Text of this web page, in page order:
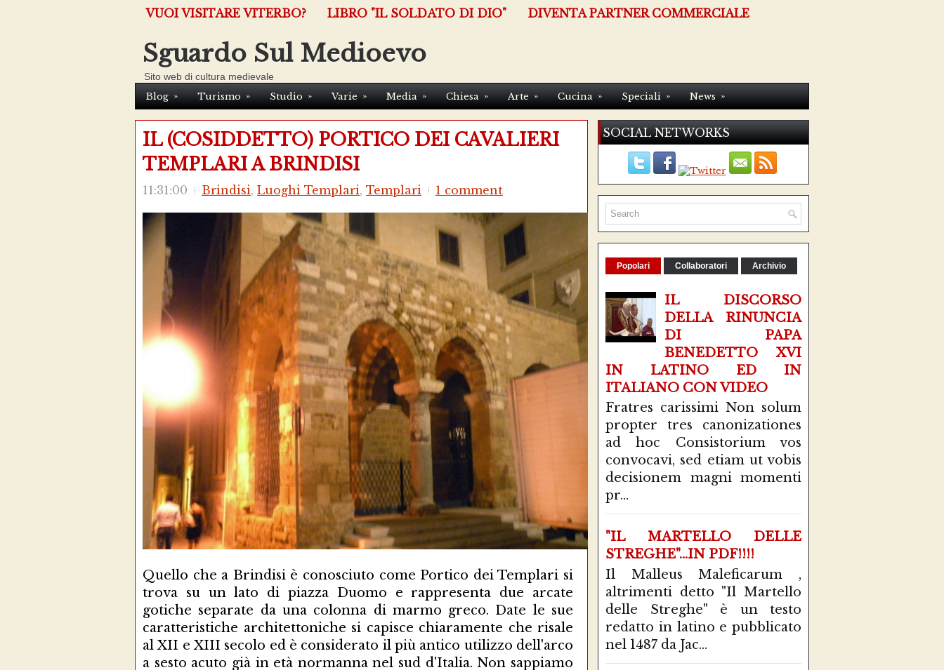
VUOI VISITARE VITERBO? LIBRO "IL SOLDATO DI DIO" DIVENTA PARTNER COMMERCIALE
Sguardo Sul Medioevo
Sito web di cultura medievale
Blog » Turismo » Studio » Varie » Media » Chiesa » Arte » Cucina » Speciali » News »
IL (COSIDDETTO) PORTICO DEI CAVALIERI
TEMPLARI A BRINDISI
11:31:00 Brindisi, Luoghi Templari, Templari 1 comment
Quello che a Brindisi è conosciuto come Portico dei Templari si
trova su un lato di piazza Duomo e rappresenta due arcate
gotiche separate da una colonna di marmo greco. Date le sue
caratteristiche architettoniche si capisce chiaramente che risale
al XII e XIII secolo ed è considerato il più antico utilizzo dell'arco
a sesto acuto già in età normanna nel sud d'Italia. Non sappiamo
SOCIAL NETWORKS
Popolari Collaboratori Archivio
IL DISCORSO
DELLA RINUNCIA
DI PAPA
BENEDETTO XVI
IN LATINO ED IN
ITALIANO CON VIDEO
Fratres carissimi Non solum
propter tres canonizationes
ad hoc Consistorium vos
convocavi, sed etiam ut vobis
decisionem magni momenti
pr...
"IL MARTELLO DELLE
STREGHE"...IN PDF!!!!
Il Malleus Maleficarum ,
altrimenti detto "Il Martello
delle Streghe" è un testo
redatto in latino e pubblicato
nel 1487 da Jac...